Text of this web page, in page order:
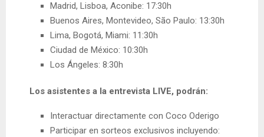
Madrid, Lisboa, Aconibe: 17:30h
Buenos Aires, Montevideo, São Paulo: 13:30h
Lima, Bogotá, Miami: 11:30h
Ciudad de México: 10:30h
Los Ángeles: 8:30h
Los asistentes a la entrevista LIVE, podrán:
Interactuar directamente con Coco Oderigo
Participar en sorteos exclusivos incluyendo: